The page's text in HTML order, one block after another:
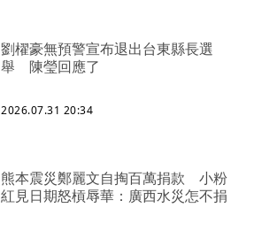
劉櫂豪無預警宣布退出台東縣長選
舉 陳瑩回應了
2026.07.31 20:34
熊本震災鄭麗文自掏百萬捐款 小粉
紅見日期怒槓辱華：廣西水災怎不捐